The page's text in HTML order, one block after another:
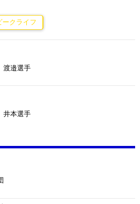
ークライフ
渡邉選手
井本選手